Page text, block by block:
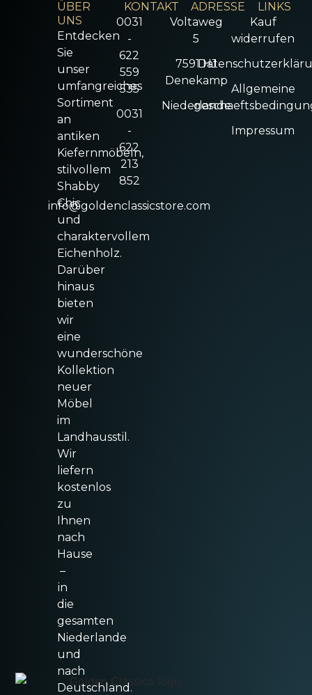
ÜBER
UNS
Entdecken
Sie
unser
umfangreiches
Sortiment
an
antiken
Kiefernmöbeln,
stilvollem
Shabby
Chic
und
charaktervollem
Eichenholz.
Darüber
hinaus
bieten
wir
eine
wunderschöne
Kollektion
neuer
Möbel
im
Landhausstil.
Wir
liefern
kostenlos
zu
Ihnen
nach
Hause
–
in
die
gesamten
Niederlande
und
nach
Deutschland.
KONTAKT
0031
-
622
559
535
0031
-
622
213
852
info@goldenclassicstore.com
ADRESSE
Voltaweg
5
7591 HJ
Denekamp
Niederlande
LINKS
Kauf
widerrufen
Allgemeine
Impressum